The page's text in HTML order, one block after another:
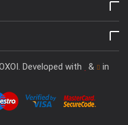
Developed with &
in